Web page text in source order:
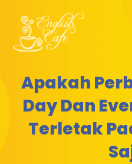
Apakah
Day Dan
Terletak